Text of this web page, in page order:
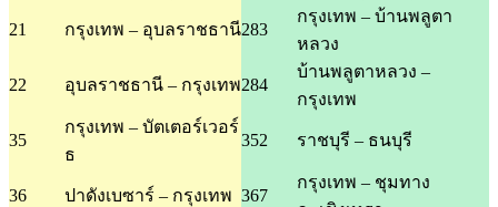
21 กรุงเทพ – อุบลราชธานี283
กรุงเทพ – บ้านพลูตา
หลวง
22 อุบลราชธานี – กรุงเทพ284
บ้านพลูตาหลวง –
กรุงเทพ
35
กรุงเทพ – บัตเตอร์เวอร์
ธ
352 ราชบุรี – ธนบุรี
36 ปาดังเบซาร์ – กรุงเทพ 367
กรุงเทพ – ชุมทาง